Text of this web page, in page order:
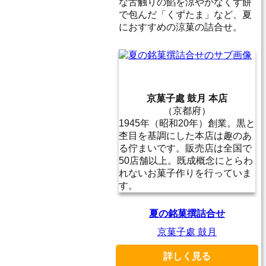
な舌触りの餡を涼やかなくず餅
で包んだ「くずたま」など、夏
におすすめの涼菓の詰合せ。
京菓子處 鼓月 本店
（京都府）
1945年（昭和20年）創業。黒と
杢目を基調にした本店は趣のあ
る佇まいです。販売店は全国で
50店舗以上。既成概念にとらわ
れないお菓子作りを行っていま
す。
夏の銘菓撰詰合せ
京菓子處 鼓月
詳しく見る